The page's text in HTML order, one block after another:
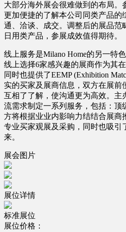
大部分海外展会很难做到的布局。
更加便捷的了解本公司同类产品的
通、洽谈、成交。调整后的展品范
日用类产品，参展成效值得期待。
线上服务是Milano Home的另一特
线上选择6家感兴趣的展商作为其
同时也提供了EEMP (Exhibition
实的买家及展商信息，双方在展前
互相了了解，使沟通更为高效。主
流需求制定一系列服务，包括：顶
方将根据业业内影响力结结合展商
专业买家观展及采购，同时也吸引
来。
展会图片
展位详情
标准展位
展位价格：